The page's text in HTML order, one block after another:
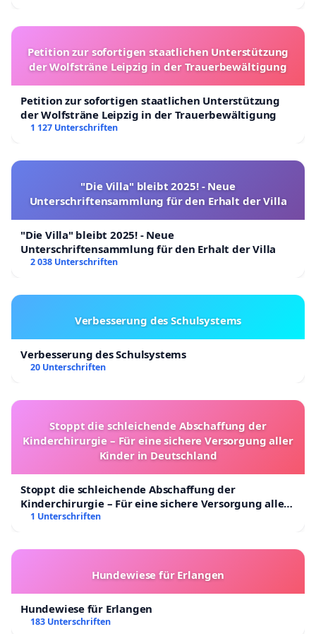
Petition zur sofortigen staatlichen Unterstützung
der Wolfsträne Leipzig in der Trauerbewältigung
Petition zur sofortigen staatlichen Unterstützung
der Wolfsträne Leipzig in der Trauerbewältigung
1 127 Unterschriften
"Die Villa" bleibt 2025! - Neue
Unterschriftensammlung für den Erhalt der Villa
"Die Villa" bleibt 2025! - Neue
Unterschriftensammlung für den Erhalt der Villa
2 038 Unterschriften
Verbesserung des Schulsystems
Verbesserung des Schulsystems
20 Unterschriften
Stoppt die schleichende Abschaffung der
Kinderchirurgie – Für eine sichere Versorgung aller
Kinder in Deutschland
Stoppt die schleichende Abschaffung der
Kinderchirurgie – Für eine sichere Versorgung aller
Kinder in Deutschland
1 Unterschriften
Hundewiese für Erlangen
Hundewiese für Erlangen
183 Unterschriften